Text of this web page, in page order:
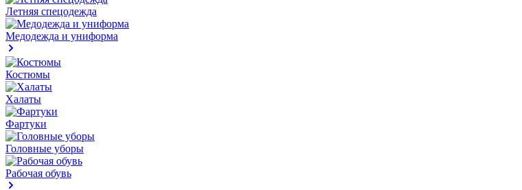
Летняя спецодежда
Медодежда и униформа
Костюмы
Халаты
Фартуки
Головные уборы
Рабочая обувь